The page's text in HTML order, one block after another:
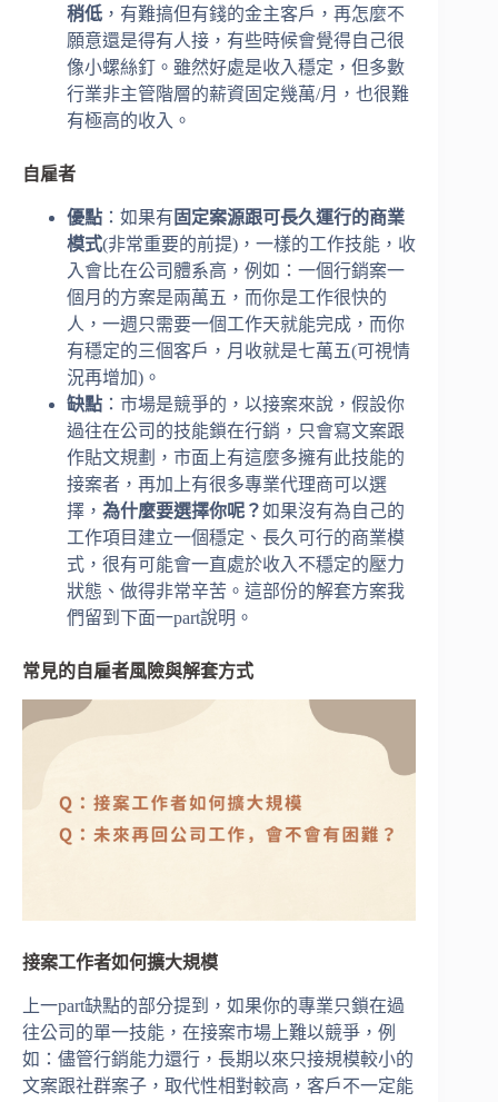
稍低 ，有難搞但有錢的金主客戶，再怎麼不
願意還是得有人接，有些時候會覺得自己很
像小螺絲釘。雖然好處是收入穩定，但多數
行業非主管階層的薪資固定幾萬/月，也很難
有極高的收入。
自雇者
優點 ：如果有 固定案源跟可長久運行的商業
模式(非常重要的前提)，一樣的工作技能，收
入會比在公司體系高，例如：一個行銷案一
個月的方案是兩萬五，而你是工作很快的
人，一週只需要一個工作天就能完成，而你
有穩定的三個客戶，月收就是七萬五(可視情
況再增加)。
缺點 ：市場是競爭的，以接案來說，假設你
過往在公司的技能鎖在行銷，只會寫文案跟
作貼文規劃，市面上有這麼多擁有此技能的
接案者，再加上有很多專業代理商可以選
擇， 為什麼要選擇你呢？如果沒有為自己的
工作項目建立一個穩定、長久可行的商業模
式，很有可能會一直處於收入不穩定的壓力
狀態、做得非常辛苦。這部份的解套方案我
們留到下面一part說明。
常見的自雇者風險與解套方式
接案工作者如何擴大規模
上一part缺點的部分提到，如果你的專業只鎖在過
往公司的單一技能，在接案市場上難以競爭，例
如：儘管行銷能力還行，長期以來只接規模較小的
文案跟社群案子，取代性相對較高，客戶不一定能